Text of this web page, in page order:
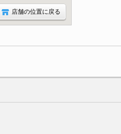
店舗の位置に戻る